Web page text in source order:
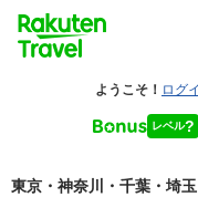
東京・神奈川・千葉・埼